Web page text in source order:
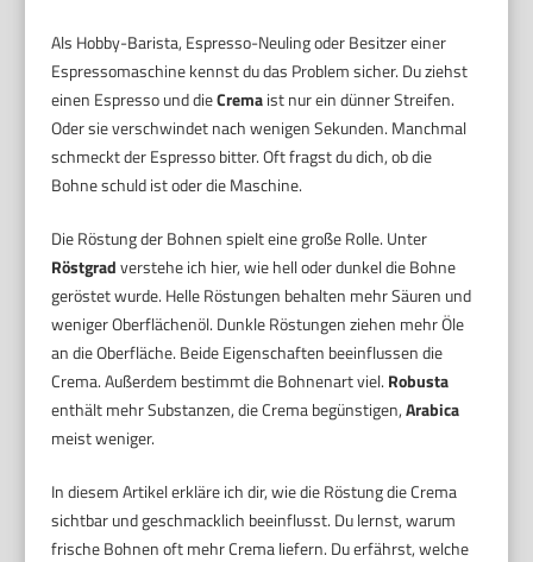
Als Hobby-Barista, Espresso-Neuling oder Besitzer einer
Espressomaschine kennst du das Problem sicher. Du ziehst
einen Espresso und dieCremaist nur ein dünner Streifen.
Oder sie verschwindet nach wenigen Sekunden. Manchmal
schmeckt der Espresso bitter. Oft fragst du dich, ob die
Bohne schuld ist oder die Maschine.
Die Röstung der Bohnen spielt eine große Rolle. Unter
Röstgradverstehe ich hier, wie hell oder dunkel die Bohne
geröstet wurde. Helle Röstungen behalten mehr Säuren und
weniger Oberflächenöl. Dunkle Röstungen ziehen mehr Öle
an die Oberfläche. Beide Eigenschaften beeinflussen die
Crema. Außerdem bestimmt die Bohnenart viel. Robusta
enthält mehr Substanzen, die Crema begünstigen,Arabica
meist weniger.
In diesem Artikel erkläre ich dir, wie die Röstung die Crema
sichtbar und geschmacklich beeinflusst. Du lernst, warum
frische Bohnen oft mehr Crema liefern. Du erfährst, welche